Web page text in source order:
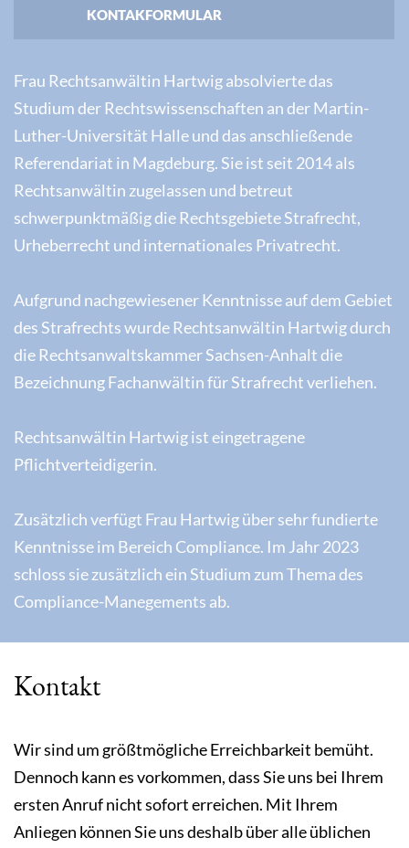
KONTAKFORMULAR
Frau Rechtsanwältin Hartwig absolvierte das
Studium der Rechtswissenschaften an der Martin-
Luther-Universität Halle und das anschließende
Referendariat in Magdeburg. Sie ist seit 2014 als
Rechtsanwältin zugelassen und betreut
schwerpunktmäßig die Rechtsgebiete Strafrecht,
Urheberrecht und internationales Privatrecht.
Aufgrund nachgewiesener Kenntnisse auf dem Gebiet
des Strafrechts wurde Rechtsanwältin Hartwig durch
die Rechtsanwaltskammer Sachsen-Anhalt die
Bezeichnung Fachanwältin für Strafrecht verliehen.
Rechtsanwältin Hartwig ist eingetragene
Pflichtverteidigerin.
Zusätzlich verfügt Frau Hartwig über sehr fundierte
Kenntnisse im Bereich Compliance. Im Jahr 2023
schloss sie zusätzlich ein Studium zum Thema des
Compliance-Manegements ab.
Kontakt
Wir sind um größtmögliche Erreichbarkeit bemüht.
Dennoch kann es vorkommen, dass Sie uns bei Ihrem
ersten Anruf nicht sofort erreichen. Mit Ihrem
Anliegen können Sie uns deshalb über alle üblichen